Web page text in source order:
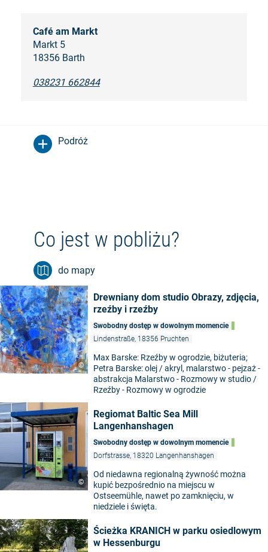
Café am Markt
Markt 5
18356 Barth
038231 662844
Podróż
Co jest w pobliżu?
do mapy
©
Drewniany dom studio Obrazy, zdjęcia,
rzeźby i rzeźby
Swobodny dostęp w dowolnym momencie
Lindenstraße, 18356 Pruchten
Max Barske: Rzeźby w ogrodzie, biżuteria;
Petra Barske: olej / akryl, malarstwo - pejzaż -
abstrakcja Malarstwo - Rozmowy w studio /
Rzeźby - Rozmowy w ogrodzie
©
Regiomat Baltic Sea Mill
Langenhanshagen
Swobodny dostęp w dowolnym momencie
Dorfstrasse, 18320 Langenhanshagen
Od niedawna regionalną żywność można
kupić bezpośrednio na miejscu w
Ostseemühle, nawet po zamknięciu, w
niedziele i święta.
Ścieżka KRANICH w parku osiedlowym
w Hessenburgu